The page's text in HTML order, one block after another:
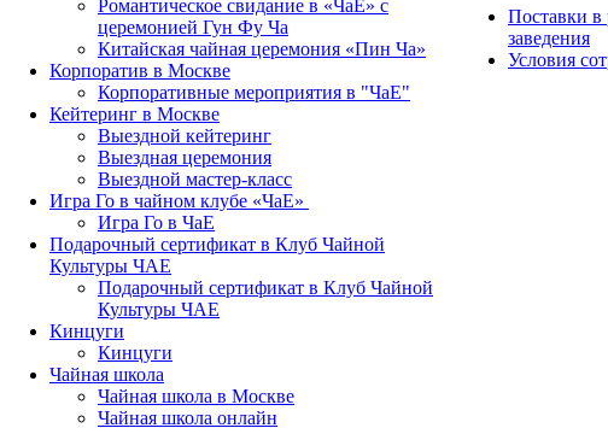
Романтическое свидание в «ЧаЕ» с
церемонией Гун Фу Ча
Китайская чайная церемония «Пин Ча»
Корпоратив в Москве
Корпоративные мероприятия в "ЧаЕ"
Кейтеринг в Москве
Выездной кейтеринг
Выездная церемония
Выездной мастер-класс
Игра Го в чайном клубе «ЧаЕ»
Игра Го в ЧаЕ
Подарочный сертификат в Клуб Чайной
Культуры ЧАЕ
Подарочный сертификат в Клуб Чайной
Культуры ЧАЕ
Кинцуги
Кинцуги
Чайная школа
Чайная школа в Москве
Чайная школа онлайн
Поставки в
заведения
Условия